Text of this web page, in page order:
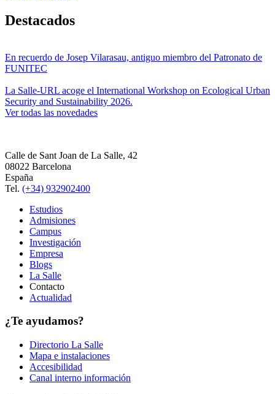
Destacados
En recuerdo de Josep Vilarasau, antiguo miembro del Patronato de
FUNITEC
La Salle-URL acoge el International Workshop on Ecological Urban
Security and Sustainability 2026.
Ver todas las novedades
Calle de Sant Joan de La Salle, 42
08022 Barcelona
España
Tel. (+34) 932902400
Estudios
Admisiones
Campus
Investigación
Empresa
Blogs
La Salle
Contacto
Actualidad
¿Te ayudamos?
Directorio La Salle
Mapa e instalaciones
Accesibilidad
Canal interno información